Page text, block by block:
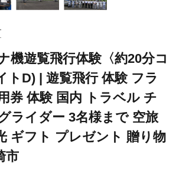
機遊覧飛行体験〈約20分コ
トD) | 遊覧飛行 体験 フラ
券 体験 国内 トラベル チ
ライダー 3名様まで 空旅
ギフト プレゼント 贈り物
市